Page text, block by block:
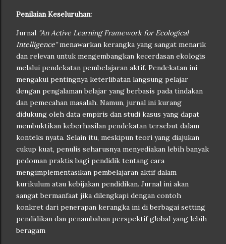
Penilaian Keseluruhan:
Jurnal "An Active Learning Framework for Ecological
Intelligence"menawarkan kerangka yang sangat menarik
dan relevan untuk mengembangkan kecerdasan ekologis
melalui pendekatan pembelajaran aktif. Pendekatan ini
mengakui pentingnya keterlibatan langsung pelajar
dengan pengalaman belajar yang berbasis pada tindakan
dan pemecahan masalah. Namun, jurnal ini kurang
didukung oleh data empiris dan studi kasus yang dapat
membuktikan keberhasilan pendekatan tersebut dalam
konteks nyata. Selain itu, meskipun teori yang diajukan
cukup kuat, penulis seharusnya menyediakan lebih banyak
pedoman praktis bagi pendidik tentang cara
mengimplementasikan pembelajaran aktif dalam
kurikulum atau kebijakan pendidikan. Jurnal ini akan
sangat bermanfaat jika dilengkapi dengan contoh
konkret dari penerapan kerangka ini di berbagai setting
pendidikan dan penambahan perspektif global yang lebih
beragam